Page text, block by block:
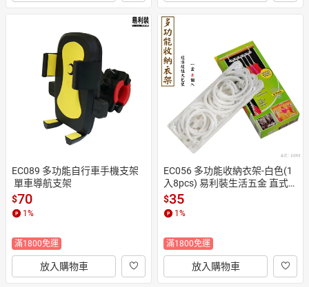
EC089 多功能自行車手機支架
單車導航支架
$70
1 %
滿1800免運
放入購物車
EC056 多功能收納衣架-白色(1
入8pcs) 易利裝生活五金 直式
橫式二用 節省空間 輕便輕巧
$35
1 %
滿1800免運
放入購物車